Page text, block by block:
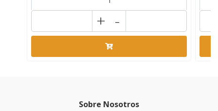
+ -
Sobre Nosotros